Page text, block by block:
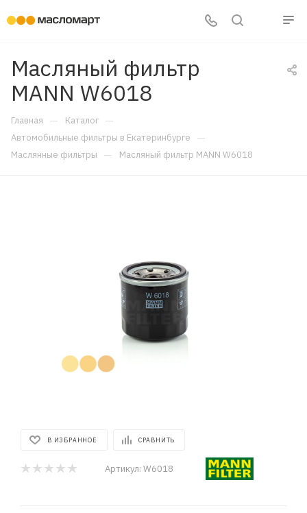
Масляный фильтр
MANN W6018
Главная — Каталог —
Автомобильные фильтры в Екатеринбурге —
Маслянные фильтры — Масляный фильтр MANN W6018
В ИЗБРАННОЕ СРАВНИТЬ
Артикул: W6018